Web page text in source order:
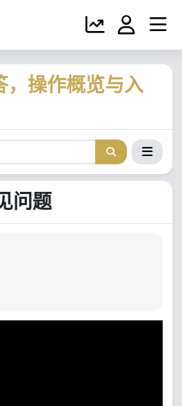
，操作概览与入
问题